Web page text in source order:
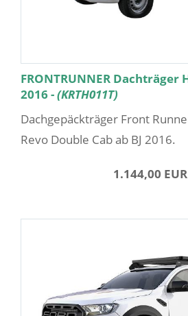
FRONTRUNNER Dachträger
2016 -(KRTH011T)
Dachgepäckträger Front
Revo Double Cab ab BJ 2016.
1.144,00 EUR